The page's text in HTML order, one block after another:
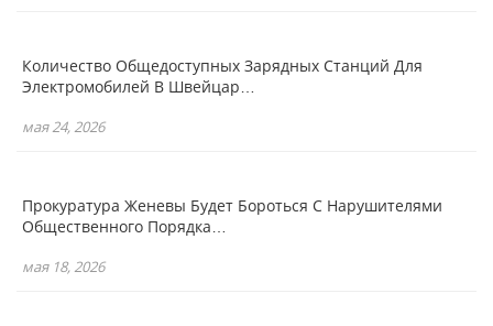
Количество Общедоступных Зарядных Станций Для
Электромобилей В Швейцар…
мая 24, 2026
Прокуратура Женевы Будет Бороться С Нарушителями
Общественного Порядка…
мая 18, 2026